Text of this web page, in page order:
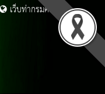
เว็บท่ากรมศิลปากร